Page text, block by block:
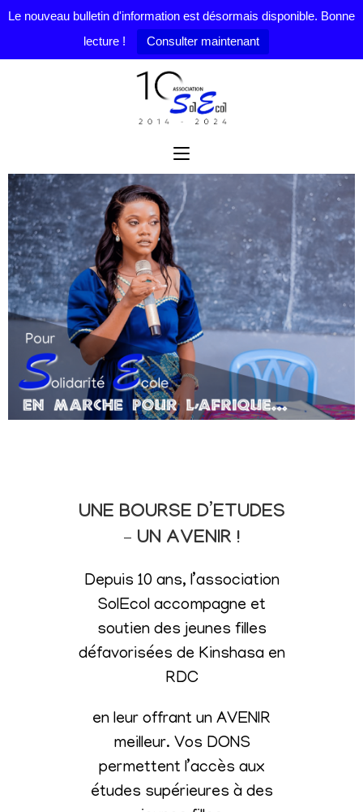
Le nouveau bulletin d'information est désormais disponible. Bonne
lecture !
Consulter maintenant
UNE BOURSE D’ETUDES
– UN AVENIR !
Depuis 10 ans, l’association
SolEcol accompagne et
soutien des jeunes filles
défavorisées de Kinshasa en
RDC
en leur offrant un AVENIR
meilleur. Vos DONS
permettent l’accès aux
études supérieures à des